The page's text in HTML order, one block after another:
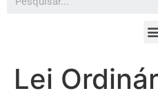
Lei